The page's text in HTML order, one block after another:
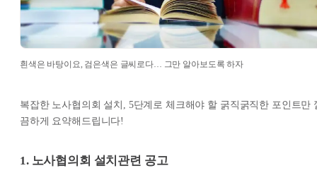
흰색은 바탕이요, 검은색은 글씨로다… 그만 알아보도록 하자
복잡한 노사협의회 설치, 5단계로 체크해야 할 굵직굵직한 포인트만
끔하게 요약해드립니다!
1. 노사협의회 설치관련 공고